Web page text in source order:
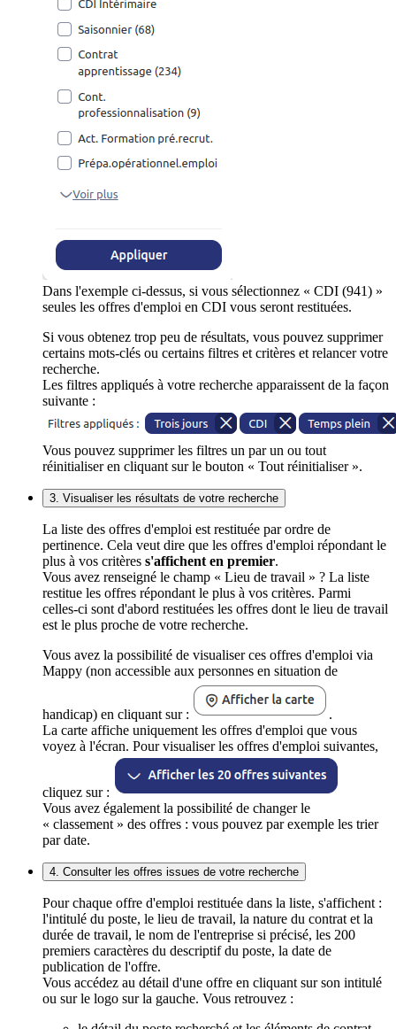
Dans l'exemple ci-dessus, si vous sélectionnez « CDI (941) »
seules les offres d'emploi en CDI vous seront restituées.
Si vous obtenez trop peu de résultats, vous pouvez supprimer
certains mots-clés ou certains filtres et critères et relancer votre
recherche.
Les filtres appliqués à votre recherche apparaissent de la façon
suivante :
Vous pouvez supprimer les filtres un par un ou tout
réinitialiser en cliquant sur le bouton « Tout réinitialiser ».
3. Visualiser les résultats de votre recherche
La liste des offres d'emploi est restituée par ordre de
pertinence. Cela veut dire que les offres d'emploi répondant le
plus à vos critères s'affichent en premier.
Vous avez renseigné le champ « Lieu de travail » ? La liste
restitue les offres répondant le plus à vos critères. Parmi
celles-ci sont d'abord restituées les offres dont le lieu de travail
est le plus proche de votre recherche.
Vous avez la possibilité de visualiser ces offres d'emploi via
Mappy (non accessible aux personnes en situation de
handicap) en cliquant sur :
.
La carte affiche uniquement les offres d'emploi que vous
voyez à l'écran. Pour visualiser les offres d'emploi suivantes,
cliquez sur :
Vous avez également la possibilité de changer le
« classement » des offres : vous pouvez par exemple les trier
par date.
4. Consulter les offres issues de votre recherche
Pour chaque offre d'emploi restituée dans la liste, s'affichent :
l'intitulé du poste, le lieu de travail, la nature du contrat et la
durée de travail, le nom de l'entreprise si précisé, les 200
premiers caractères du descriptif du poste, la date de
publication de l'offre.
Vous accédez au détail d'une offre en cliquant sur son intitulé
ou sur le logo sur la gauche. Vous retrouvez :